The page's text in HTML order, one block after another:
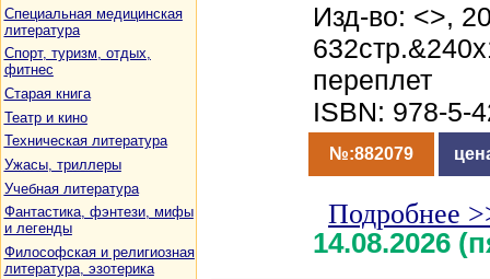
Специальная медицинская
литература
Спорт, туризм, отдых,
фитнес
Старая книга
Театр и кино
Техническая литература
Ужасы, триллеры
Учебная литература
Фантастика, фэнтези, мифы
и легенды
Философская и религиозная
литература, эзотерика
Изд-во: <>,
переплет
ISBN: 978-5-
№:882079
Подробнее
14.08.2026